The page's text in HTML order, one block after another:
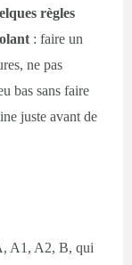
règles
: faire un
ne pas
bas sans faire
juste avant de
A1, A2, B, qui